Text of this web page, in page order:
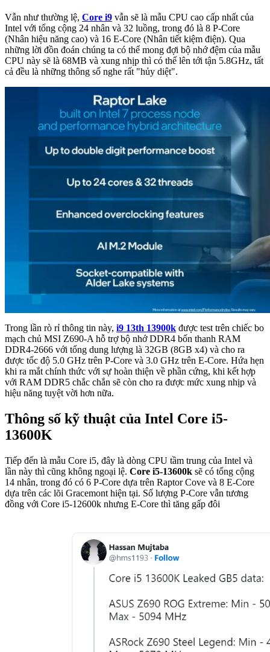
Vẫn như thường lệ, Core i9 vẫn sẽ là mẫu CPU cao cấp nhất của
Intel với tổng cộng 24 nhân và 32 luồng, trong đó là 8 P-Core
(Nhân hiệu năng cao) và 16 E-Core (Nhân tiết kiệm điện). Qua
những lời đồn đoán chúng ta có thể mong đợi bộ nhớ đệm của mẫu
CPU này sẽ là 68MB và xung nhịp thì có thể lên tới tận 5.8GHz, tất
cả đều là những thông số nghe rất "hủy diệt".
Trong lần rò rỉ thông tin này, i9 13th 13900k được test trên chiếc bo
mạch chủ MSI Z690-A hỗ trợ bộ nhớ DDR4 bốn thanh RAM
DDR4-2666 với tổng dung lượng là 32GB (8GB x4) và cho ra
được tốc độ 5.0 GHz trên P-Core và 3.0 GHz trên E-Core. Hứa hẹn
khi ra mắt chính thức với sự hoàn thiện về phần cứng, khi kết hợp
với RAM DDR5 chắc chắn sẽ còn cho ra được mức xung nhịp và
hiệu năng tuyệt vời hơn nữa.
Thông số kỹ thuật của Intel Core i5-
13600K
Tiếp đến là mẫu Core i5, đây là dòng CPU tầm trung của Intel và
lần này thì cũng không ngoại lệ. Core i5-13600k sẽ có tổng cộng
14 nhân, trong đó có 6 P-Core dựa trên Raptor Cove và 8 E-Core
dựa trên các lõi Gracemont hiện tại. Số lượng P-Core vẫn tương
đồng với Core i5-12600k nhưng E-Core thì tăng gấp đôi